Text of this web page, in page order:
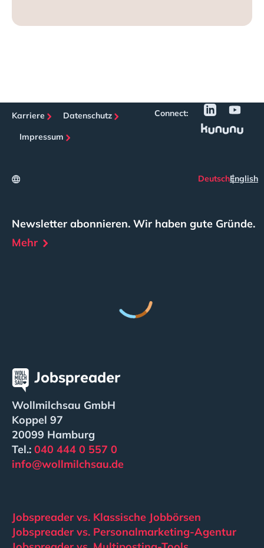
Karriere
Datenschutz
Impressum
Connect:
DeutschEnglish
Wollmilchsau GmbH
Koppel 97
20099 Hamburg
Tel.: 040 444 0 557 0
info@wollmilchsau.de
Newsletter abonnieren. Wir haben gute Gründe.
Mehr
Jobspreader vs. Klassische Jobbörsen
Jobspreader vs. Personalmarketing-Agentur